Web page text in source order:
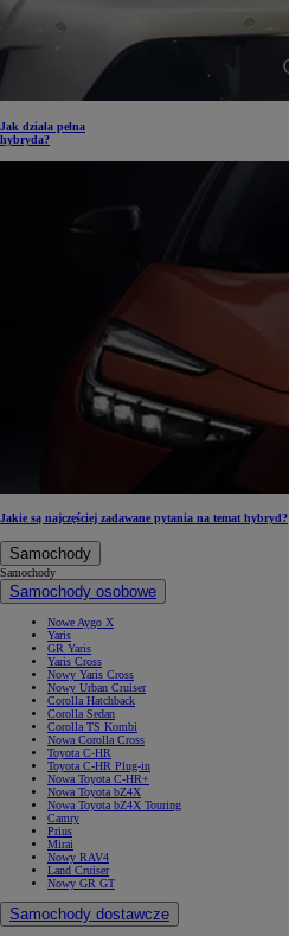
Jak działa pełna
hybryda?
Jakie są najczęściej zadawane pytania na temat hybryd?
Samochody
Samochody
Samochody osobowe
Nowe Aygo X
Yaris
GR Yaris
Yaris Cross
Nowy Yaris Cross
Nowy Urban Cruiser
Corolla Hatchback
Corolla Sedan
Corolla TS Kombi
Nowa Corolla Cross
Toyota C-HR
Toyota C-HR Plug-in
Nowa Toyota C-HR+
Nowa Toyota bZ4X
Nowa Toyota bZ4X Touring
Camry
Prius
Mirai
Nowy RAV4
Land Cruiser
Nowy GR GT
Samochody dostawcze